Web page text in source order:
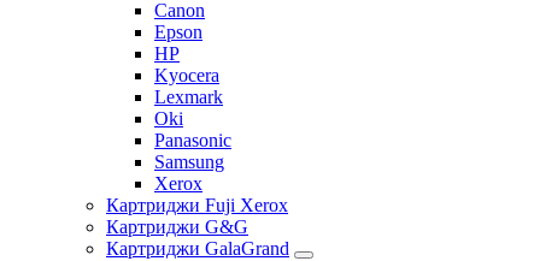
Canon
Epson
HP
Kyocera
Lexmark
Oki
Panasonic
Samsung
Xerox
Картриджи Fuji Xerox
Картриджи G&G
Картриджи GalaGrand